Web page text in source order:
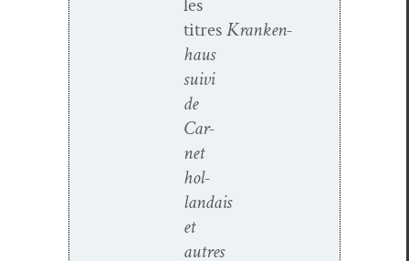
les
titresKranken­
haus
suivi
de
Car­
net
hol­
landais
et
autres